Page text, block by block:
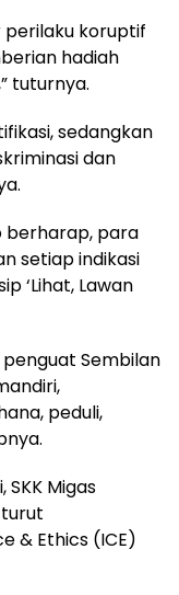
perilaku koruptif
hadiah
tuturnya.
sedangkan
dan
berharap, para
setiap indikasi
‘Lihat, Lawan
Sembilan
peduli,
Migas
turut
& Ethics (ICE)